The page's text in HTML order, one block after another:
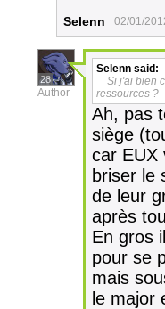
Selenn 02/01/
28
Author
Selenn said:
Si j'ai bien
ressources ?
Ah, pas
siège
car EUX
briser le
de leur
après
En gros
pour se
mais
le major